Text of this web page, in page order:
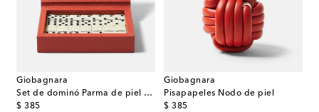
Giobagnara
Set de dominó Parma de piel y nogal
$ 385
original price
Giobagnara
Pisapapeles Nodo de piel
$ 385
original price